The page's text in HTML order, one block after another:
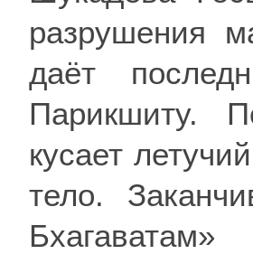
разрушения
даёт
Парикшиту.
кусает
тело.